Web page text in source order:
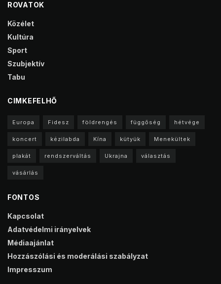
ROVATOK
Közélet
Kultúra
Sport
Szubjektív
Tabu
CIMKEFELHŐ
Europa Fidesz földrengés függőség hétvége
koncert kézilabda Kína kütyük Menekültek
plakát rendszerváltás Ukrajna választás
vásárlás
FONTOS
Kapcsolat
Adatvédelmi irányelvek
Médiaajánlat
Hozzászólási és moderálási szabályzat
Impresszum